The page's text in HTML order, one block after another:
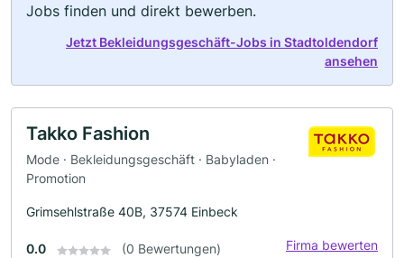
Jobs finden und direkt bewerben.
Jetzt Bekleidungsgeschäft-Jobs in Stadtoldendorf
ansehen
Takko Fashion
Mode · Bekleidungsgeschäft · Babyladen ·
Promotion
Grimsehlstraße 40B, 37574 Einbeck
0.0 (0 Bewertungen) Firma bewerten